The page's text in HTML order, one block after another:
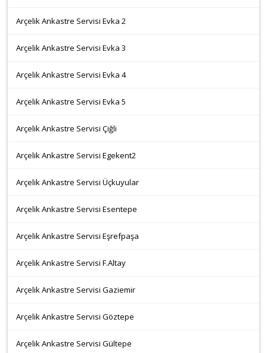
Arçelik Ankastre Servisi Evka 2
Arçelik Ankastre Servisi Evka 3
Arçelik Ankastre Servisi Evka 4
Arçelik Ankastre Servisi Evka 5
Arçelik Ankastre Servisi Çiğli
Arçelik Ankastre Servisi Egekent2
Arçelik Ankastre Servisi Üçkuyular
Arçelik Ankastre Servisi Esentepe
Arçelik Ankastre Servisi Eşrefpaşa
Arçelik Ankastre Servisi F.Altay
Arçelik Ankastre Servisi Gaziemir
Arçelik Ankastre Servisi Göztepe
Arçelik Ankastre Servisi Gültepe